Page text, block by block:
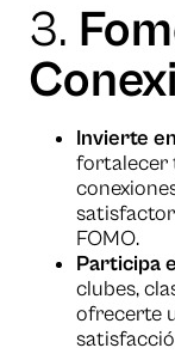
3.
Invierte
fortalecer
FOMO.
Participa
clubes,
ofrecerte